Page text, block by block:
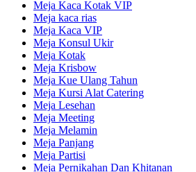
Meja Kaca Kotak VIP
Meja kaca rias
Meja Kaca VIP
Meja Konsul Ukir
Meja Kotak
Meja Krisbow
Meja Kue Ulang Tahun
Meja Kursi Alat Catering
Meja Lesehan
Meja Meeting
Meja Melamin
Meja Panjang
Meja Partisi
Meja Pernikahan Dan Khitanan